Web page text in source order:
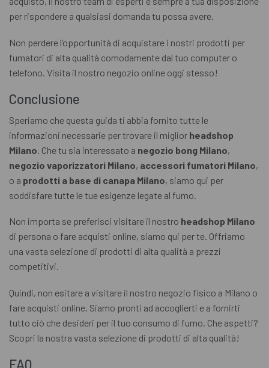
per rispondere a qualsiasi domanda tu possa avere.
Non perdere l’opportunità di acquistare i nostri prodotti per
fumatori di alta qualità comodamente dal tuo computer o
telefono. Visita il nostro negozio online oggi stesso!
Conclusione
Speriamo che questa guida ti abbia fornito tutte le
informazioni necessarie per trovare il miglior headshop
Milano . Che tu sia interessato a negozio bong Milano,
negozio vaporizzatori Milano, accessori fumatori Milano,
o a prodotti a base di canapa Milano, siamo qui per
soddisfare tutte le tue esigenze legate al fumo.
Non importa se preferisci visitare il nostro headshop Milano
di persona o fare acquisti online, siamo qui per te. Offriamo
una vasta selezione di prodotti di alta qualità a prezzi
competitivi.
Quindi, non esitare a visitare il nostro negozio fisico a Milano o
fare acquisti online. Siamo pronti ad accoglierti e a fornirti
tutto ciò che desideri per il tuo consumo di fumo. Che aspetti?
Scopri la nostra vasta selezione di prodotti di alta qualità!
FAQ